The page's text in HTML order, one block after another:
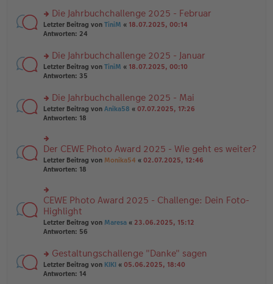
tr
a
g
e
n
er
tr
a
g
n
g
el
e
n
er
tr
a
g
rs
te
n
g
el
e
n
er
tr
a
g
Die Jahrbuchchallenge 2025 - Februar
Letzter Beitrag von TiniM « 18.07.2025, 00:14
Antworten: 24
rs
te
n
g
el
e
n
er
B
a
g
Die Jahrbuchchallenge 2025 - Januar
Letzter Beitrag von TiniM « 18.07.2025, 00:10
Antworten: 35
rs
te
u
n
g
el
es
n
er
B
ei
tr
a
Die Jahrbuchchallenge 2025 - Mai
Letzter Beitrag von Anika58 « 07.07.2025, 17:26
Antworten: 18
rs
te
r
g
el
es
e
n
ei
tr
a
Der CEWE Photo Award 2025 - Wie geht es weiter?
Letzter Beitrag von Monika54 « 02.07.2025, 12:46
Antworten: 18
rs
te
r
u
n
el
es
e
CEWE Photo Award 2025 - Challenge: Dein Foto-
Highlight
Letzter Beitrag von Maresa « 23.06.2025, 15:12
Antworten: 56
rs
te
Gestaltungschallenge "Danke" sagen
Letzter Beitrag von KIKI « 05.06.2025, 18:40
Antworten: 14